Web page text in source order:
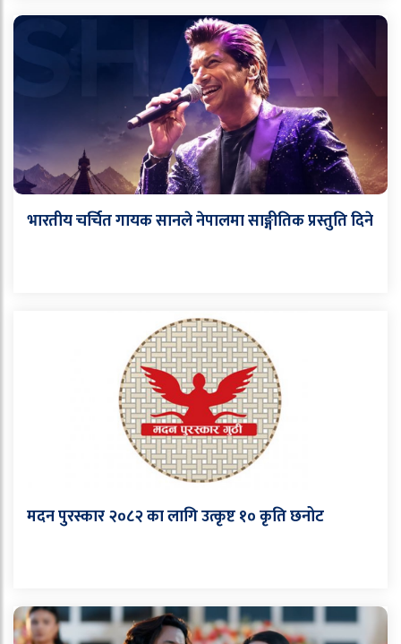
भारतीय चर्चित गायक सानले नेपालमा साङ्गीतिक प्रस्तुति दिने
मदन पुरस्कार २०८२ का लागि उत्कृष्ट १० कृति छनोट